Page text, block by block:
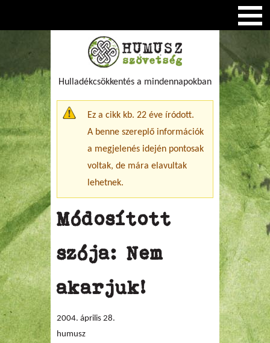
Hulladékcsökkentés a mindennapokban
Figyelmeztető üzenet
Ez a cikk kb. 22 éve íródott.
A benne szereplő információk
a megjelenés idején pontosak
voltak, de mára elavultak
lehetnek.
Módosított
szója: Nem
akarjuk!
2004. április 28.
humusz